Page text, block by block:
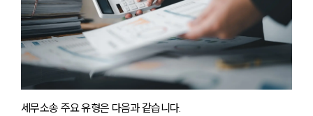
세무소송 주요 유형은 다음과 같습니다.